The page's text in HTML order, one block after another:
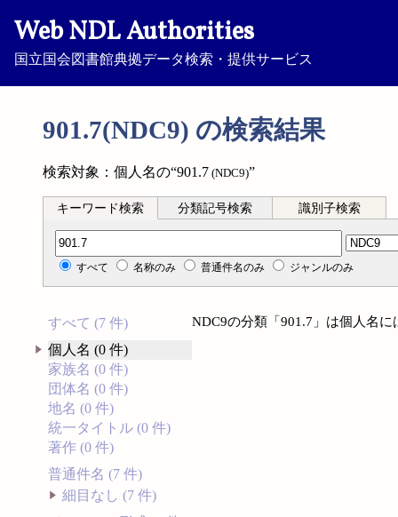
Web NDL Authorities
国立国会図書館典拠データ検索・提供サービス
901.7(NDC9) の検索結果
検索対象：個人名の“901.7 (NDC9)”
キーワード検索 分類記号検索 識別子検索
分類記号検索
すべて 名称のみ 普通件名のみ ジャンルのみ
すべて (7 件)
個人名 (0 件)
家族名 (0 件)
団体名 (0 件)
地名 (0 件)
統一タイトル (0 件)
著作 (0 件)
普通件名 (7 件)
細目なし (7 件)
NDC9の分類「901.7」は個人名